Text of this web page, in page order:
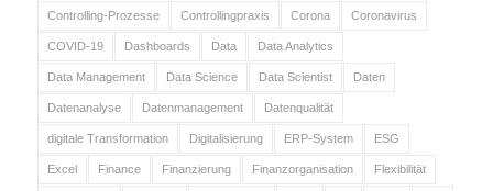
Controlling-Prozesse Controllingpraxis Corona Coronavirus
COVID-19 Dashboards Data Data Analytics
Data Management Data Science Data Scientist Daten
Datenanalyse Datenmanagement Datenqualität
digitale Transformation Digitalisierung ERP-System ESG
Excel Finance Finanzierung Finanzorganisation Flexibilität